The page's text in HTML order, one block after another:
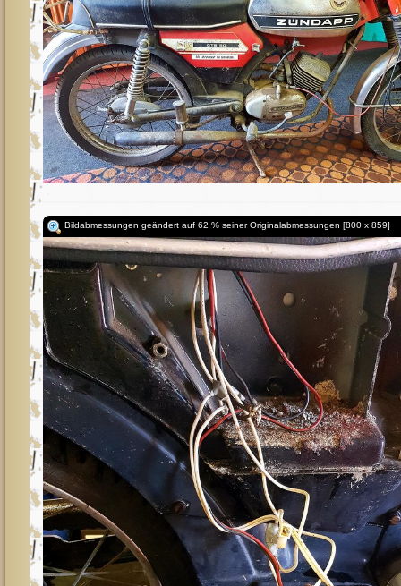
Bildabmessungen geändert auf 62 % seiner Originalabmessungen [800 x 859]